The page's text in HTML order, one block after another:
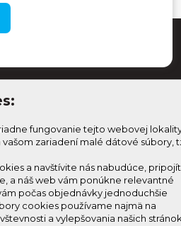
Odoberaj Kam na
Horehroní
Prihlás sa na odber a
fungovanie tejto webovej
zariadení malé dátové súbory,
a navštívite nás nabudúce,
a náš web vám ponúkne relevantné
počas objednávky jednoduchšie
cookies používame najmä na
a vylepšovania našich